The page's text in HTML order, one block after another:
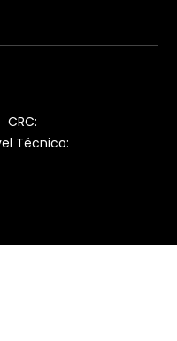
Técnico: